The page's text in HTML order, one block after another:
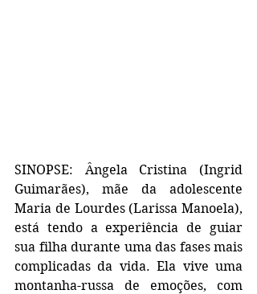
SINOPSE: Ângela Cristina (Ingrid
Guimarães), mãe da adolescente
Maria de Lourdes (Larissa Manoela),
está tendo a experiência de guiar
sua filha durante uma das fases mais
complicadas da vida. Ela vive uma
montanha-russa de emoções, com